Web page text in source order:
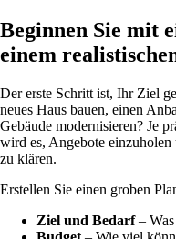
Beginnen Sie mit
einem
Der erste Schritt ist, Ihr Ziel
neues Haus bauen, einen
Gebäude modernisieren? Je
wird es, Angebote
zu klären.
Erstellen Sie einen groben
Ziel und Bedarf– Was